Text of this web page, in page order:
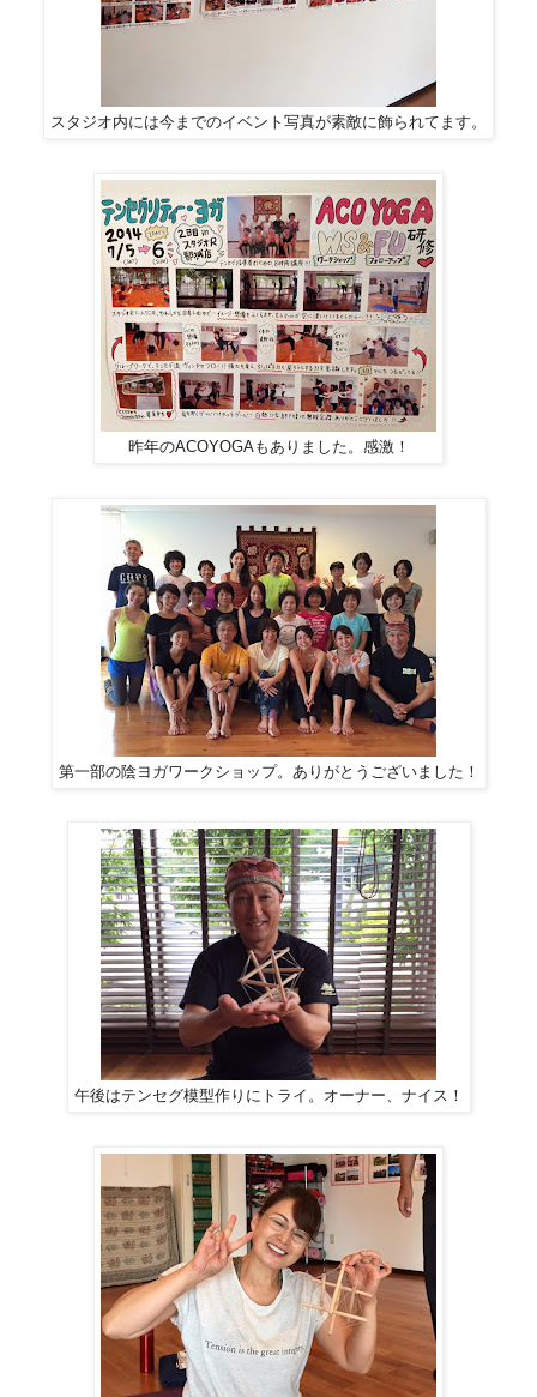
スタジオ内には今までのイベント写真が素敵に飾られてます。
昨年のACOYOGAもありました。感激！
第一部の陰ヨガワークショップ。ありがとうございました！
午後はテンセグ模型作りにトライ。オーナー、ナイス！